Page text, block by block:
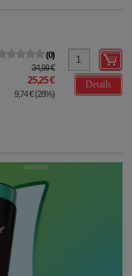
0
34,99 €
25,25 €
9,74 €(28%)
Details